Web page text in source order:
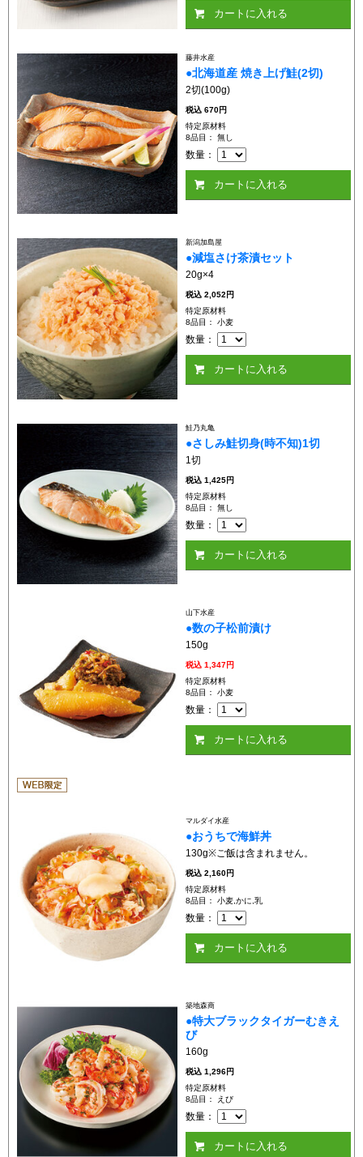
カートに入れる
藤井水産
●北海道産 焼き上げ鮭(2切)
2切(100g)
税込670円
特定原材料
8品目： 無し
数量：
カートに入れる
新潟加島屋
●減塩さけ茶漬セット
20g×4
税込2,052円
特定原材料
8品目： 小麦
数量：
カートに入れる
鮭乃丸亀
●さしみ鮭切身(時不知)1切
1切
税込1,425円
特定原材料
8品目： 無し
数量：
カートに入れる
山下水産
●数の子松前漬け
150g
税込1,347円
特定原材料
8品目： 小麦
数量：
カートに入れる
マルダイ水産
●おうちで海鮮丼
130g※ご飯は含まれません。
税込2,160円
特定原材料
8品目： 小麦,かに,乳
数量：
カートに入れる
築地森商
●特大ブラックタイガーむきえ
び
160g
税込1,296円
特定原材料
8品目： えび
数量：
カートに入れる